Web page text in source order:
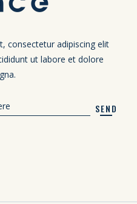
consectetur adipiscing elit
ut labore et dolore
SEND